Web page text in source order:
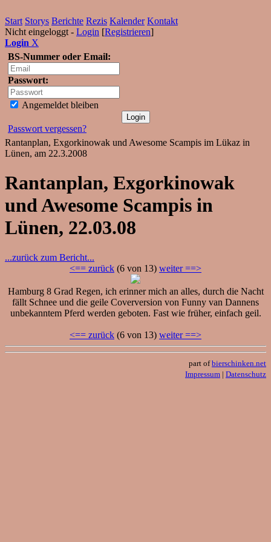
Start Storys Berichte Rezis Kalender Kontakt
Nicht eingeloggt - Login [Registrieren]
Login X
BS-Nummer oder Email:
Passwort:
Angemeldet bleiben
Passwort vergessen?
Rantanplan, Exgorkinowak und Awesome Scampis im Lükaz in
Lünen, am 22.3.2008
Rantanplan, Exgorkinowak
und Awesome Scampis in
Lünen, 22.03.08
...zurück zum Bericht...
<== zurück (6 von 13) weiter ==>
Hamburg 8 Grad Regen, ich erinner mich an alles, durch die Nacht
fällt Schnee und die geile Coverversion von Funny van Dannens
unbekanntem Pferd werden geboten. Fast wie früher, einfach geil.
<== zurück (6 von 13) weiter ==>
part ofbierschinken.net
Impressum | Datenschutz